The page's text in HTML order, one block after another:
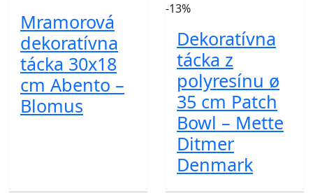
Mramorová
dekoratívna
tácka 30x18
cm Abento –
Blomus
-13%
Dekoratívna
tácka z
polyresínu ø
35 cm Patch
Bowl – Mette
Ditmer
Denmark